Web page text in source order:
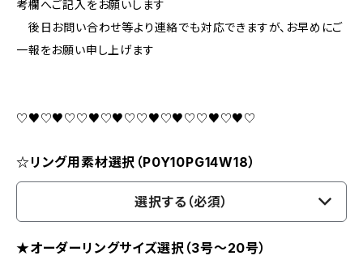
考欄へご記入をお願いします
後日お問い合わせ等より連絡でも対応できますが、お早めにご
一報をお願い申し上げます
♡♥♡♥♡♡♥♡♥♡♡♥♡♥♡♡♥♡♥♡
☆リング用素材選択（P0Y10PG14W18）
選択する（必須）
★オーダーリングサイズ選択（3号～20号）